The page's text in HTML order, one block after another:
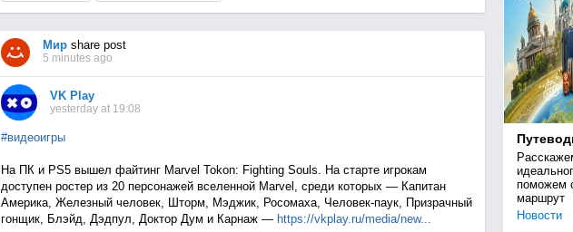
Мирshare post
5 minutes ago
VK Play
yesterday at 19:08
#видеоигры
На ПК и PS5 вышел файтинг Marvel Tokon: Fighting Souls. На старте игрокам
доступен ростер из 20 персонажей вселенной Marvel, среди которых — Капитан
Америка, Железный человек, Шторм, Мэджик, Росомаха, Человек-паук, Призрачный
гонщик, Блэйд, Дэдпул, Доктор Дум и Карнаж — https://vkplay.ru/media/new...
поможем
маршрут
Новости